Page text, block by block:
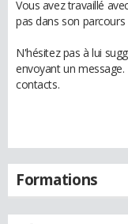
Vous avez travaillé
pas dans son parcours
N'hésitez pas à lui
envoyant un
contacts.
Formations